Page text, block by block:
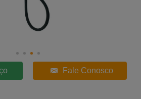
Fale Conosco